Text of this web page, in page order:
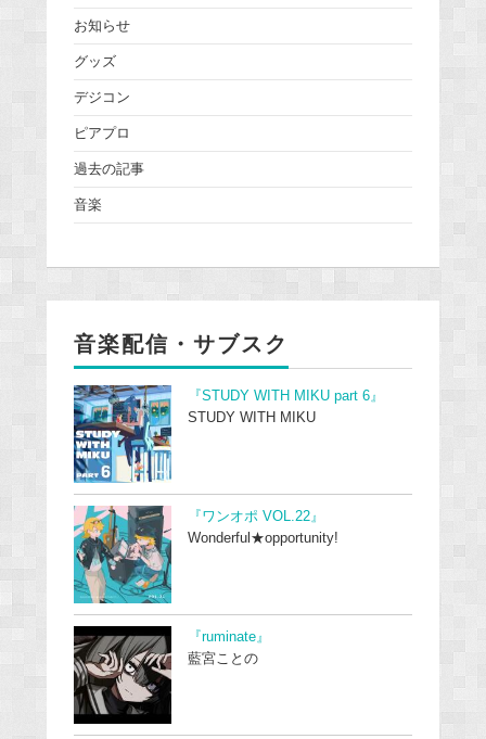
お知らせ
グッズ
デジコン
ピアプロ
過去の記事
音楽
音楽配信・サブスク
『STUDY WITH MIKU part 6』
STUDY WITH MIKU
『ワンオポ VOL.22』
Wonderful★opportunity!
『ruminate』
藍宮ことの